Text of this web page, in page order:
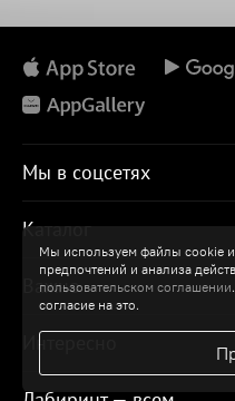
Мы используем файлы cookie и
предпочтений и анализа
пользовательском соглашении
согласие на это.
Мы в соцсетях
Каталог
Важно
Интересно